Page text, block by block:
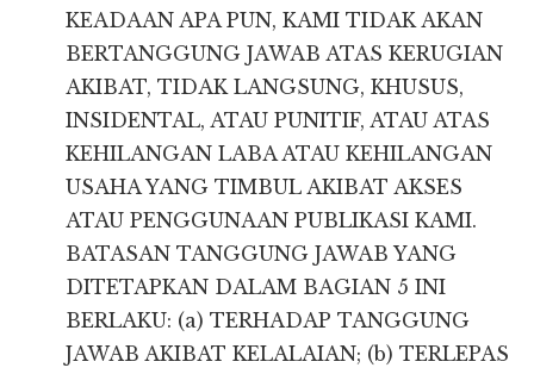
KEADAAN APA PUN, KAMI TIDAK AKAN
BERTANGGUNG JAWAB ATAS KERUGIAN
AKIBAT, TIDAK LANGSUNG, KHUSUS,
INSIDENTAL, ATAU PUNITIF, ATAU ATAS
KEHILANGAN LABA ATAU KEHILANGAN
USAHA YANG TIMBUL AKIBAT AKSES
ATAU PENGGUNAAN PUBLIKASI KAMI.
BATASAN TANGGUNG JAWAB YANG
DITETAPKAN DALAM BAGIAN 5 INI
BERLAKU: (a) TERHADAP TANGGUNG
JAWAB AKIBAT KELALAIAN; (b) TERLEPAS